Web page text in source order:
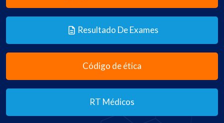
Resultado De Exames
Código de ética
RT Médicos